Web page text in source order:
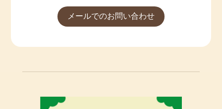
メールでのお問い合わせ